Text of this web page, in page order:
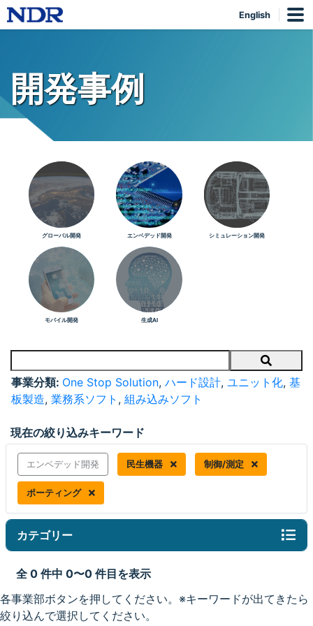
English
開発事例
グローバル開発 エンベデッド開発 シミュレーション開発
モバイル開発 生成AI
Search
事業分類: One Stop Solution, ハード設計, ユニット化, 基
板製造, 業務系ソフト , 組み込みソフト
現在の絞り込みキーワード
エンベデッド開発 民生機器 制御/測定
ポーティング
カテゴリー
全 0 件中 0〜0 件目を表示
各事業部ボタンを押してください。※キーワードが出てきたら
絞り込んで選択してください。